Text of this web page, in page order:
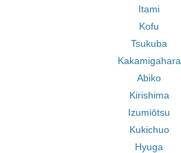
Itami
Kofu
Tsukuba
Kakamigahara
Abiko
Kirishima
Izumiōtsu
Kukichuo
Hyuga